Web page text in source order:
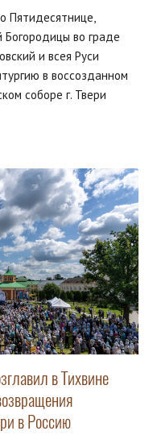
Пятидесятнице,
Богородицы во граде
и всея Руси
в воссозданном
соборе г. Твери
в Тихвине
в Россию